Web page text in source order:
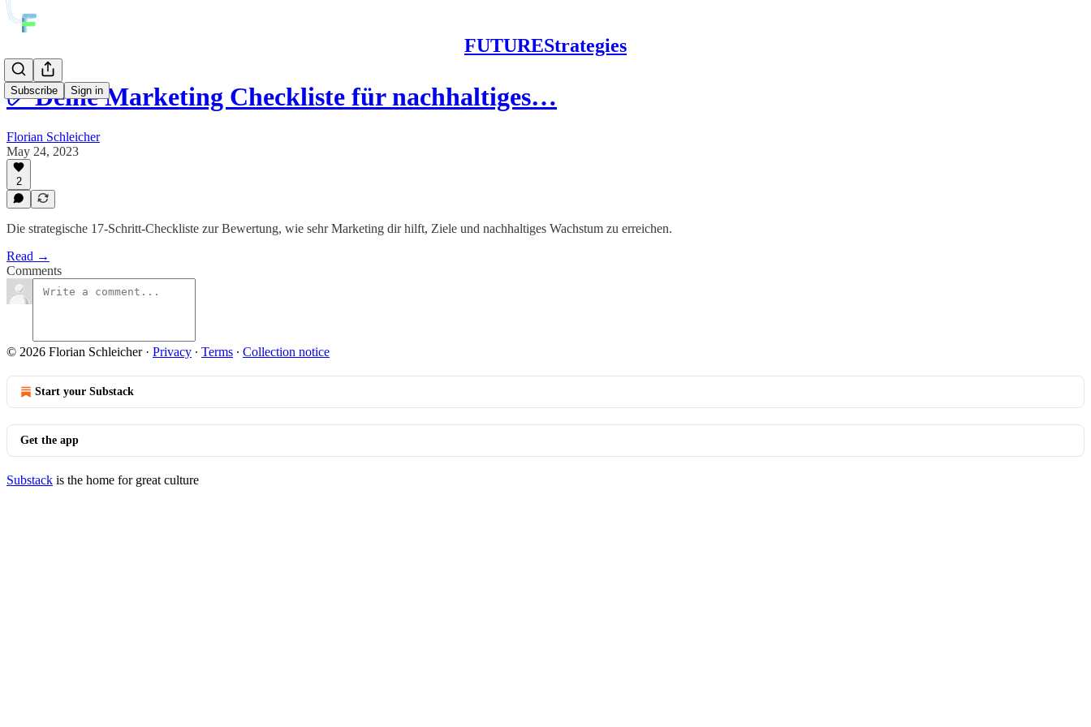
FUTUREStrategies
Subscribe Sign in
✅ Deine Marketing Checkliste für nachhaltiges…
Florian Schleicher
May 24, 2023
2
Die strategische 17-Schritt-Checkliste zur Bewertung, wie sehr Marketing dir hilft, Ziele und nachhaltiges Wachstum zu erreichen.
Read →
Comments
© 2026 Florian Schleicher· Privacy ∙ Terms ∙ Collection notice
Start your Substack
Get the app
Substack is the home for great culture